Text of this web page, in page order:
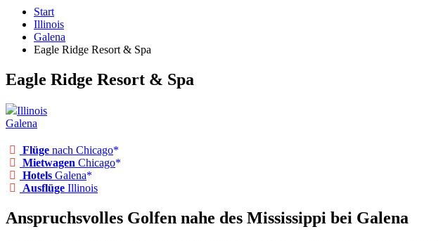
Start
Illinois
Galena
Eagle Ridge Resort & Spa
Eagle Ridge Resort & Spa
Illinois
Galena
Flüge nach Chicago
Mietwagen Chicago
Hotels Galena
Ausflüge Illinois
Anspruchsvolles Golfen nahe des Mississippi bei Galena